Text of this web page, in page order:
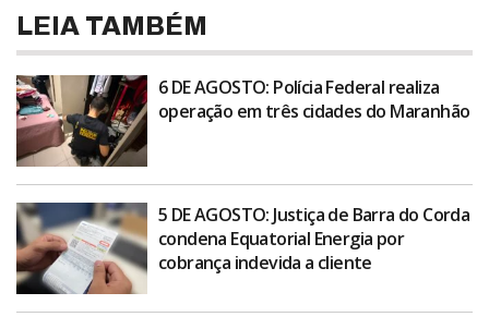
LEIA TAMBÉM
6 DE AGOSTO: Polícia Federal realiza
operação em três cidades do Maranhão
5 DE AGOSTO: Justiça de Barra do Corda
condena Equatorial Energia por
cobrança indevida a cliente